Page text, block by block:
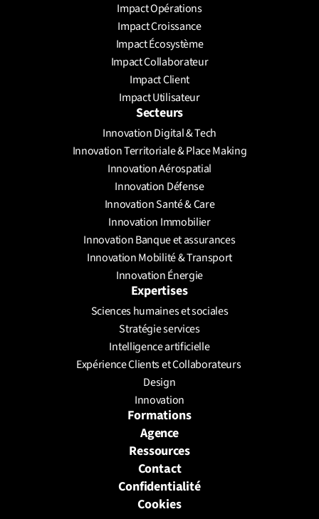
Impact Opérations
Impact Croissance
Impact Écosystème
Impact Collaborateur
Impact Client
Impact Utilisateur
Secteurs
Innovation Digital & Tech
Innovation Territoriale & Place Making
Innovation Aérospatial
Innovation Défense
Innovation Santé & Care
Innovation Immobilier
Innovation Banque et assurances
Innovation Mobilité & Transport
Innovation Énergie
Expertises
Sciences humaines et sociales
Stratégie services
Intelligence artificielle
Expérience Clients et Collaborateurs
Design
Innovation
Formations
Agence
Ressources
Contact
Confidentialité
Cookies